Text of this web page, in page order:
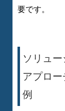
要です。
ソリュ
アプロ
例